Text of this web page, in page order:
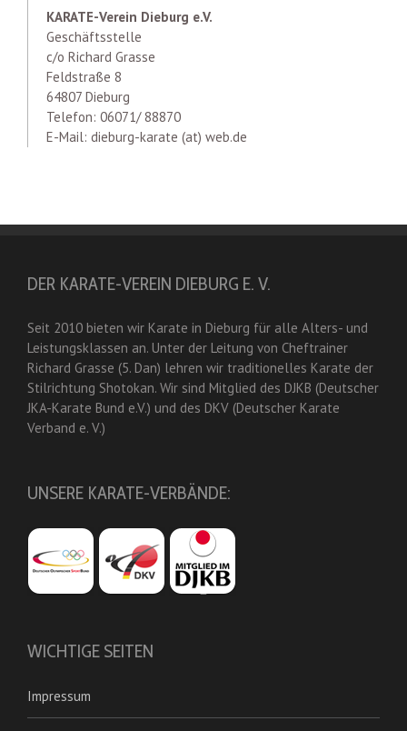
KARATE-Verein Dieburg e.V.
Geschäftsstelle
c/o Richard Grasse
Feldstraße 8
64807 Dieburg
Telefon: 06071/ 88870
E-Mail: dieburg-karate (at) web.de
DER KARATE-VEREIN DIEBURG E. V.
Seit 2010 bieten wir Karate in Dieburg für alle Alters- und
Leistungsklassen an. Unter der Leitung von Cheftrainer
Richard Grasse (5. Dan) lehren wir traditionelles Karate der
Stilrichtung Shotokan. Wir sind Mitglied des DJKB (Deutscher
JKA-Karate Bund e.V.) und des DKV (Deutscher Karate
Verband e. V.)
UNSERE KARATE-VERBÄNDE:
WICHTIGE SEITEN
Impressum